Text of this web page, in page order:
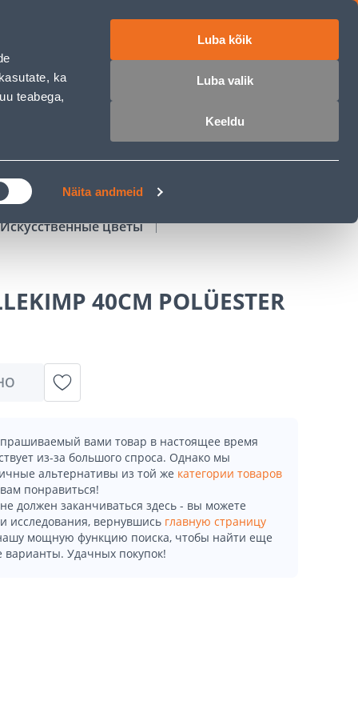
ka
teabega,
Näita andmeid
Luba kõik
Luba valik
Keeldu
Искусственные цветы
40CM POLÜESTER
вами товар в настоящее время
из-за большого спроса. Однако мы
альтернативы из той же категории товаров
понравиться!
должен заканчиваться здесь - вы можете
исследования, вернувшись главную страницу
мощную функцию поиска, чтобы найти еще
варианты. Удачных покупок!